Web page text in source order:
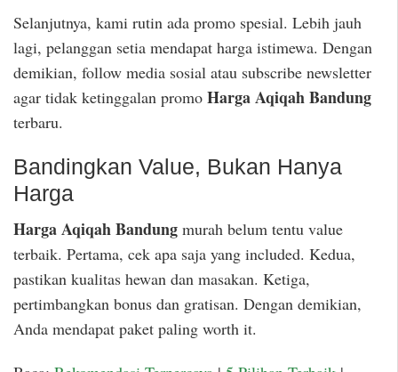
Selanjutnya, kami rutin ada promo spesial. Lebih jauh
lagi, pelanggan setia mendapat harga istimewa. Dengan
demikian, follow media sosial atau subscribe newsletter
agar tidak ketinggalan promo Harga Aqiqah Bandung
terbaru.
Bandingkan Value, Bukan Hanya
Harga
Harga Aqiqah Bandung murah belum tentu value
terbaik. Pertama, cek apa saja yang included. Kedua,
pastikan kualitas hewan dan masakan. Ketiga,
pertimbangkan bonus dan gratisan. Dengan demikian,
Anda mendapat paket paling worth it.